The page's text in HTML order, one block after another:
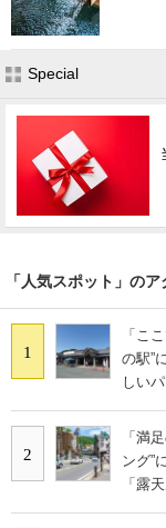
Special
「人気スポット」の
1
「こ
の駅”
しい
2
「満
ング”
「露